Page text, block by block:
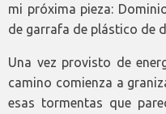
mi próxima pieza:
de garrafa de plástico de
Una vez provisto de
camino comienza a
esas tormentas que